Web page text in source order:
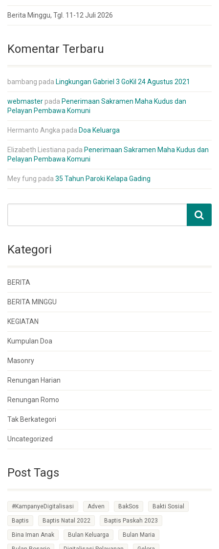
Berita Minggu, Tgl. 11-12 Juli 2026
Komentar Terbaru
bambang pada Lingkungan Gabriel 3 GoKil 24 Agustus 2021
webmaster pada Penerimaan Sakramen Maha Kudus dan
Pelayan Pembawa Komuni
Hermanto Angka pada Doa Keluarga
Elizabeth Liestiana pada Penerimaan Sakramen Maha Kudus dan
Pelayan Pembawa Komuni
Mey fung pada 35 Tahun Paroki Kelapa Gading
Kategori
BERITA
BERITA MINGGU
KEGIATAN
Kumpulan Doa
Masonry
Renungan Harian
Renungan Romo
Tak Berkategori
Uncategorized
Post Tags
#KampanyeDigitalisasi Adven BakSos Bakti Sosial
Baptis Baptis Natal 2022 Baptis Paskah 2023
Bina Iman Anak Bulan Keluarga Bulan Maria